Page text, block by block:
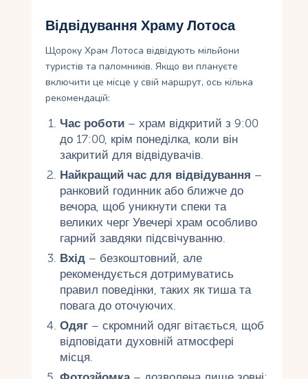
Відвідування Храму Лотоса
Щороку Храм Лотоса відвідують мільйони
туристів та паломників. Якщо ви плануєте
включити це місце у свій маршрут, ось кілька
рекомендацій:
Час роботи– храм відкритий з 9:00
до 17:00, крім понеділка, коли він
закритий для відвідувачів.
Найкращий час для відвідування –
ранковий годинник або ближче до
вечора, щоб уникнути спеки та
великих черг Увечері храм особливо
гарний завдяки підсвічуванню.
Вхід– безкоштовний, але
рекомендується дотримуватись
правил поведінки, таких як тиша та
повага до оточуючих.
Одяг– скромний одяг вітається, щоб
відповідати духовній атмосфері
місця.